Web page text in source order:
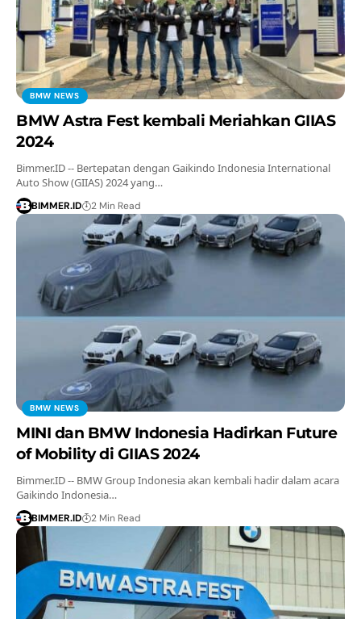
BMW NEWS
BMW Astra Fest kembali Meriahkan GIIAS
2024
Bimmer.ID -- Bertepatan dengan Gaikindo Indonesia International
Auto Show (GIIAS) 2024 yang…
BIMMER.ID 2 Min Read
BMW NEWS
MINI dan BMW Indonesia Hadirkan Future
of Mobility di GIIAS 2024
Bimmer.ID -- BMW Group Indonesia akan kembali hadir dalam acara
Gaikindo Indonesia…
BIMMER.ID 2 Min Read